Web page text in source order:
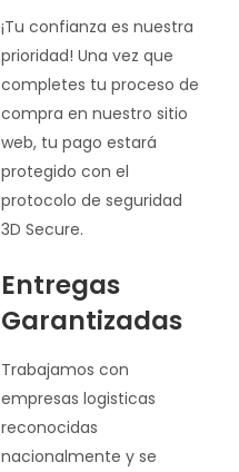
¡Tu confianza es nuestra
prioridad! Una vez que
completes tu proceso de
compra en nuestro sitio
web, tu pago estará
protegido con el
protocolo de seguridad
3D Secure.
Entregas
Garantizadas
Trabajamos con
empresas logisticas
reconocidas
nacionalmente y se